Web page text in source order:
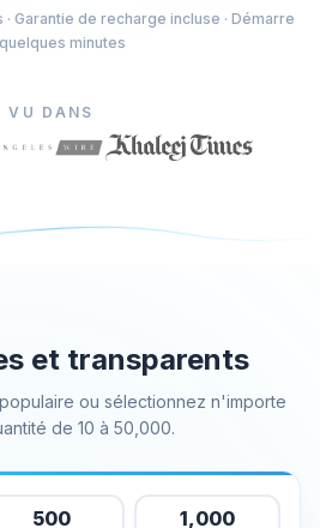
en direct sur Facebook
profil Facebook
sur Facebook
la chaine Telegram
Telegram
Garantie de recharge incluse · Démarre
minutes
VU DANS
et transparents
ou sélectionnez n'importe
de 10 à 50,000.
500 1,000